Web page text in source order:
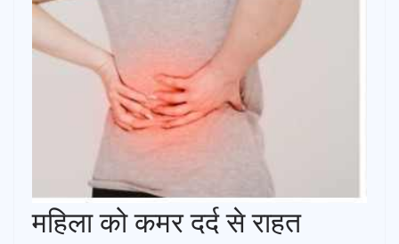
महिला को कमर दर्द से राहत